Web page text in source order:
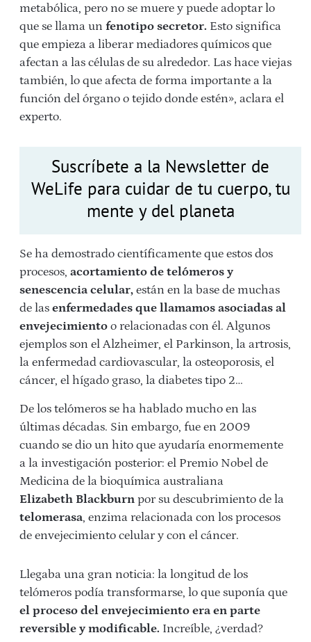
metabólica, pero no se muere y puede adoptar lo
que se llama un fenotipo secretor. Esto significa
que empieza a liberar mediadores químicos que
afectan a las células de su alrededor. Las hace viejas
también, lo que afecta de forma importante a la
función del órgano o tejido donde estén», aclara el
experto.
Suscríbete a la Newsletter de
WeLife para cuidar de tu cuerpo, tu
mente y del planeta
Se ha demostrado científicamente que estos dos
procesos, acortamiento de telómeros y
senescencia celular, están en la base de muchas
de las enfermedades que llamamos asociadas al
envejecimiento o relacionadas con él. Algunos
ejemplos son el Alzheimer, el Parkinson, la artrosis,
la enfermedad cardiovascular, la osteoporosis, el
cáncer, el hígado graso, la diabetes tipo 2…
De los telómeros se ha hablado mucho en las
últimas décadas. Sin embargo, fue en 2009
cuando se dio un hito que ayudaría enormemente
a la investigación posterior: el Premio Nobel de
Medicina de la bioquímica australiana
Elizabeth Blackburn por su descubrimiento de la
telomerasa, enzima relacionada con los procesos
de envejecimiento celular y con el cáncer.
Llegaba una gran noticia: la longitud de los
telómeros podía transformarse, lo que suponía que
el proceso del envejecimiento era en parte
reversible y modificable. Increíble, ¿verdad?